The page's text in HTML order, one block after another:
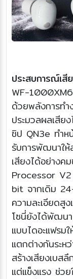
ประสบการณ์เสี
WF-
ด้วยพลังการทำ
ประมวลผลเสีย
ชิป QN3e ทำห
รับการพัฒนาให้
เสียงได้อย่าง
Processor V2
bit จากเดิม
ความละเอียดสู
โซนี่ยังได้พัฒนา
แบบไดอะแฟรม
แตกต่างกันระห
สร้างเสียงเบส
แต่แข็งแรง ช่ว